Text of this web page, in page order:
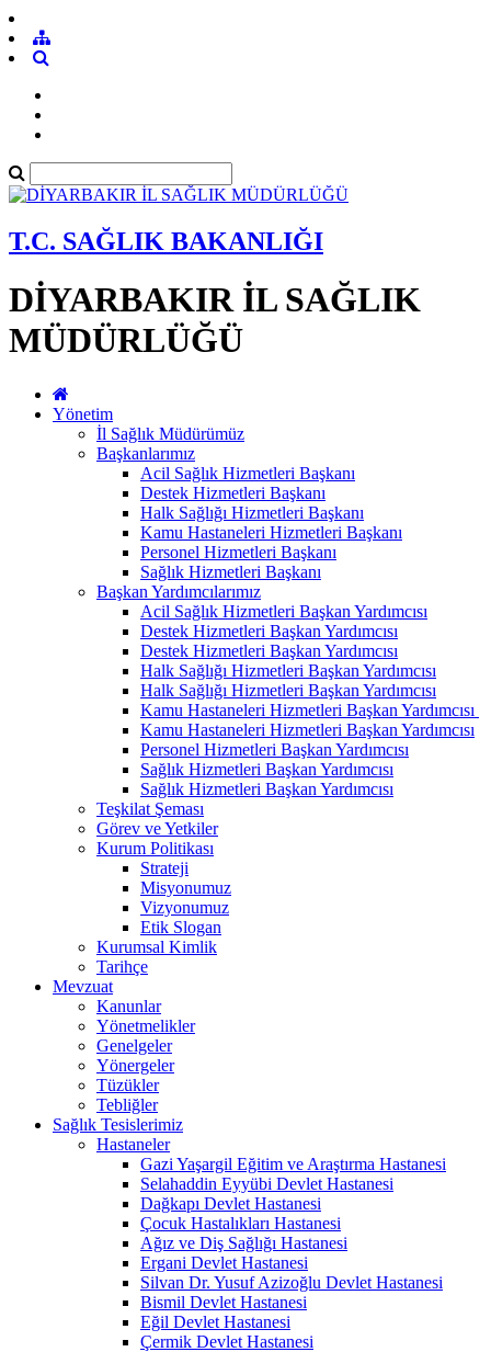
T.C. SAĞLIK BAKANLIĞI
DİYARBAKIR İL SAĞLIK
MÜDÜRLÜĞÜ
Yönetim
İl Sağlık Müdürümüz
Başkanlarımız
Acil Sağlık Hizmetleri Başkanı
Destek Hizmetleri Başkanı
Halk Sağlığı Hizmetleri Başkanı
Kamu Hastaneleri Hizmetleri Başkanı
Personel Hizmetleri Başkanı
Sağlık Hizmetleri Başkanı
Başkan Yardımcılarımız
Acil Sağlık Hizmetleri Başkan Yardımcısı
Destek Hizmetleri Başkan Yardımcısı
Destek Hizmetleri Başkan Yardımcısı
Halk Sağlığı Hizmetleri Başkan Yardımcısı
Halk Sağlığı Hizmetleri Başkan Yardımcısı
Kamu Hastaneleri Hizmetleri Başkan Yardımcısı ​
Kamu Hastaneleri Hizmetleri Başkan Yardımcısı
Personel Hizmetleri Başkan Yardımcısı
Sağlık Hizmetleri Başkan Yardımcısı
Sağlık Hizmetleri Başkan Yardımcısı
Teşkilat Şeması
Görev ve Yetkiler
Kurum Politikası
Strateji
Misyonumuz
Vizyonumuz
Etik Slogan
Kurumsal Kimlik
Tarihçe
Mevzuat
Kanunlar
Yönetmelikler
Genelgeler
Yönergeler
Tüzükler
Tebliğler
Sağlık Tesislerimiz
Hastaneler
Gazi Yaşargil Eğitim ve Araştırma Hastanesi
Selahaddin Eyyübi Devlet Hastanesi
Dağkapı Devlet Hastanesi
Çocuk Hastalıkları Hastanesi
Ağız ve Diş Sağlığı Hastanesi
Ergani Devlet Hastanesi
Silvan Dr. Yusuf Azizoğlu Devlet Hastanesi
Bismil Devlet Hastanesi
Eğil Devlet Hastanesi
Çermik Devlet Hastanesi